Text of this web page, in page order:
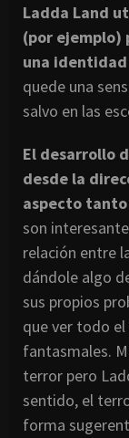
Ladda Land
(por ejemplo)
una
quede una
salvo en las
El desarrollo
desde la
aspecto
son
relación entre
dándole algo
sus propios
que ver todo
fantasmales.
terror pero
sentido, el
forma